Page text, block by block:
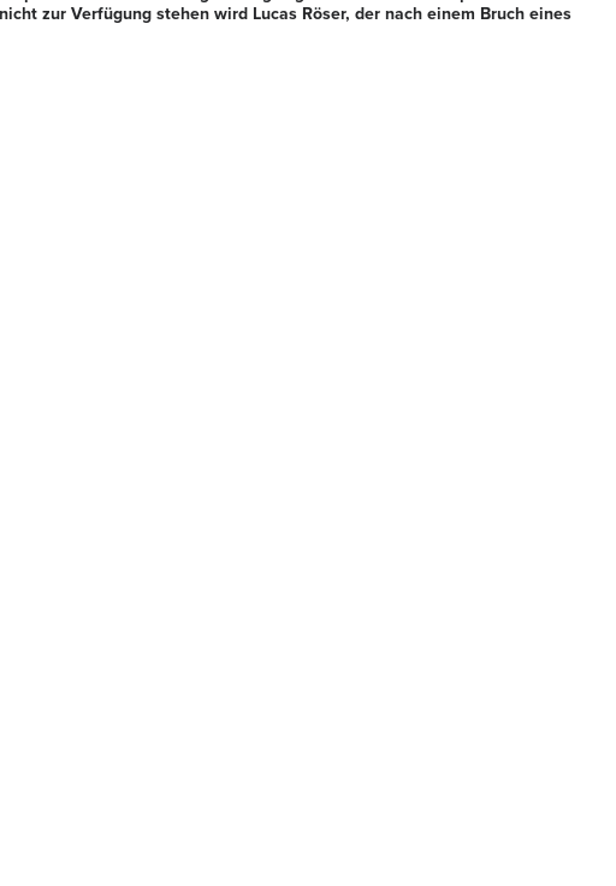
zur Verfügung stehen wird Lucas Röser, der nach einem Bruch eines